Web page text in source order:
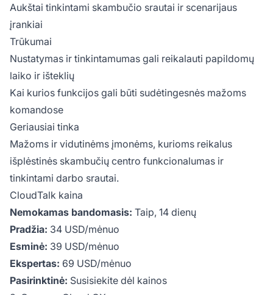
Aukštai tinkintami skambučio srautai ir scenarijaus
įrankiai
Trūkumai
Nustatymas ir tinkintamumas gali reikalauti papildomų
laiko ir išteklių
Kai kurios funkcijos gali būti sudėtingesnės mažoms
komandose
Geriausiai tinka
Mažoms ir vidutinėms įmonėms, kurioms reikalus
išplėstinės skambučių centro funkcionalumas ir
tinkintami darbo srautai.
CloudTalk kaina
Nemokamas bandomasis: Taip, 14 dienų
Pradžia: 34 USD/mėnuo
Esminė: 39 USD/mėnuo
Ekspertas: 69 USD/mėnuo
Pasirinktinė: Susisiekite dėl kainos